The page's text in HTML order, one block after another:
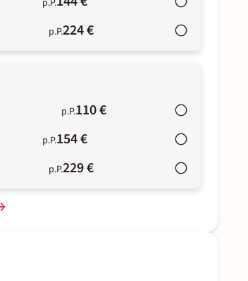
p.P.
p.P.224 €
p.P.110 €
p.P.154 €
p.P.229 €